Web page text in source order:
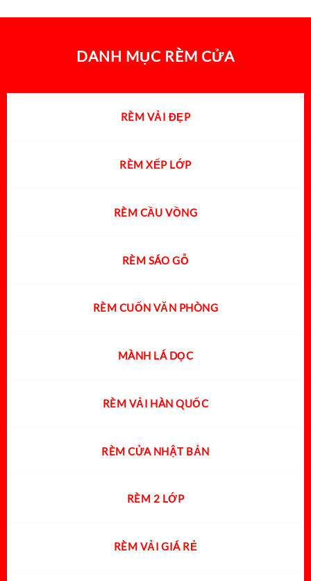
DANH MỤC RÈM CỬA
RÈM VẢI ĐẸP
RÈM XẾP LỚP
RÈM CẦU VỒNG
RÈM SÁO GỖ
RÈM CUỐN VĂN PHÒNG
MÀNH LÁ DỌC
RÈM VẢI HÀN QUỐC
RÈM CỬA NHẬT BẢN
RÈM 2 LỚP
RÈM VẢI GIÁ RẺ